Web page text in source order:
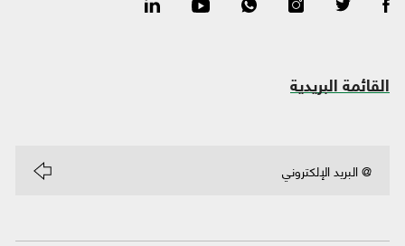
القائمة البريدية